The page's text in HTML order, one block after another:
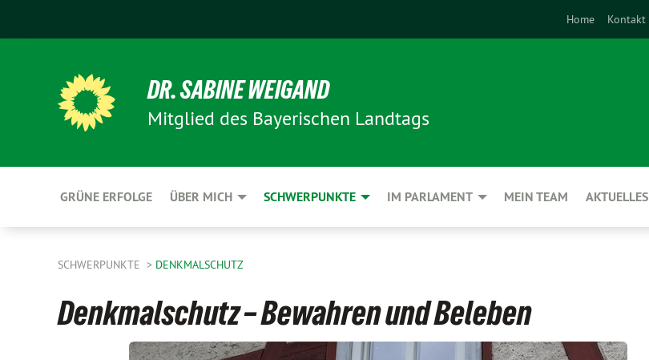
Home Kontakt
DR. SABINE WEIGAND
Mitglied des Bayerischen Landtags
GRÜNE ERFOLGE ÜBER MICH SCHWERPUNKTE IM PARLAMENT MEIN TEAM AKTUELLES
SCHWERPUNKTE DENKMALSCHUTZ
Denkmalschutz – Bewahren und Beleben